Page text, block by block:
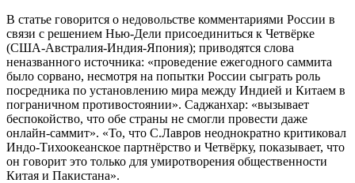
В статье говорится о недовольстве комментариями России в
связи с решением Нью-Дели присоединиться к Четвёрке
(США-Австралия-Индия-Япония); приводятся слова
неназванного источника: «проведение ежегодного саммита
было сорвано, несмотря на попытки России сыграть роль
посредника по установлению мира между Индией и Китаем в
пограничном противостоянии». Саджанхар: «вызывает
беспокойство, что обе страны не смогли провести даже
онлайн-саммит». «То, что С.Лавров неоднократно критиковал
Индо-Тихоокеанское партнёрство и Четвёрку, показывает, что
он говорит это только для умиротворения общественности
Китая и Пакистана».